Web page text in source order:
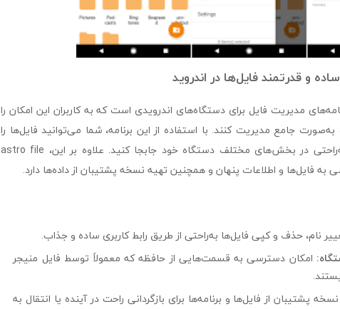
مدیریت فایل برای دستگاه‌های اندرویدی است که به کاربران این امکان را
جامع مدیریت کنند. با استفاده از این برنامه، شما می‌توانید فایل‌ها را
ویرایش، تغییر نام، حذف، کپی و به‌راحتی در بخش‌های مختلف دستگاه خود جابجا کنید. علاوه بر این، astro file
نام، حذف و کپی فایل‌ها به‌راحتی از طریق رابط کاربری ساده و جذاب.
امکان دسترسی به قسمت‌هایی از حافظه که معمولاً توسط فایل منیجر
پشتیبان از فایل‌ها و برنامه‌ها برای بازگردانی راحت در آینده یا انتقال به